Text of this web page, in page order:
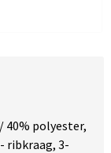
40% polyester,
ribkraag, 3-